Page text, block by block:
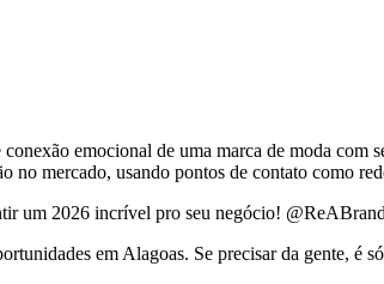
emocional de uma marca de moda
mercado, usando pontos de contato como
um 2026 incrível pro seu negócio!
em Alagoas. Se precisar da gente, é